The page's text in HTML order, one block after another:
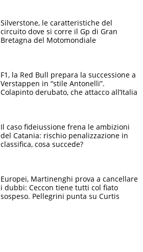
Silverstone, le caratteristiche del
circuito dove si corre il Gp di Gran
Bretagna del Motomondiale
F1, la Red Bull prepara la successione a
Verstappen in “stile Antonelli”.
Colapinto derubato, che attacco all’Italia
Il caso fideiussione frena le ambizioni
del Catania: rischio penalizzazione in
classifica, cosa succede?
Europei, Martinenghi prova a cancellare
i dubbi: Ceccon tiene tutti col fiato
sospeso. Pellegrini punta su Curtis